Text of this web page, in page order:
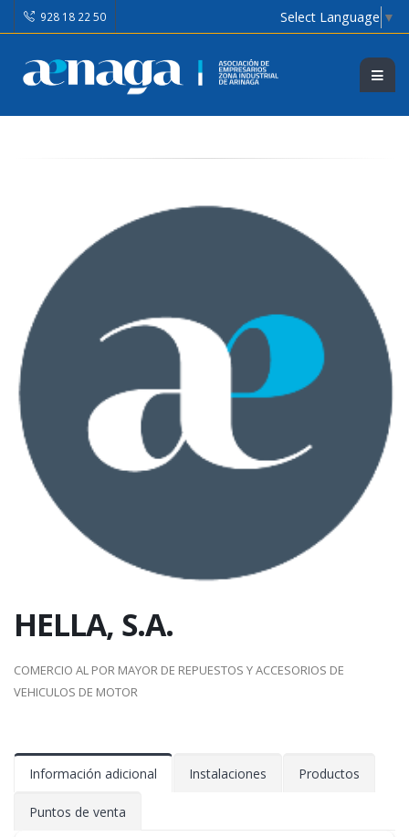
928 18 22 50 Select Language ▼
HELLA, S.A.
COMERCIO AL POR MAYOR DE REPUESTOS Y ACCESORIOS DE
VEHICULOS DE MOTOR
Información adicional Instalaciones Productos
Puntos de venta